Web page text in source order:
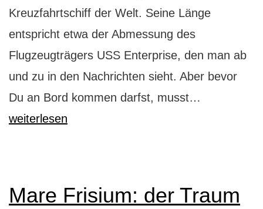
Kreuzfahrtschiff der Welt. Seine Länge
entspricht etwa der Abmessung des
Flugzeugträgers USS Enterprise, den man ab
und zu in den Nachrichten sieht. Aber bevor
Du an Bord kommen darfst, musst…
weiterlesen
Mare Frisium: der Traum